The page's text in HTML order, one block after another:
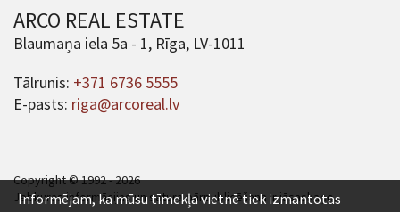
ARCO REAL ESTATE
Blaumaņa iela 5a - 1, Rīga, LV-1011
Tālrunis: +371 6736 5555
E-pasts: riga@arcoreal.lv
Copyright © 1992 - 2026
Jebkuras informācijas un satura pārpublicēšana ir jāsaskaņo.
Informējam, ka mūsu tīmekļa vietnē tiek izmantotas